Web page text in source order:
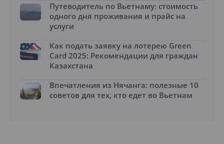
Путеводитель по Вьетнаму: стоимость
одного дня проживания и прайс на
услуги
Как подать заявку на лотерею Green
Card 2025: Рекомендации для граждан
Казахстана
Впечатления из Нячанга: полезные 10
советов для тех, кто едет во Вьетнам